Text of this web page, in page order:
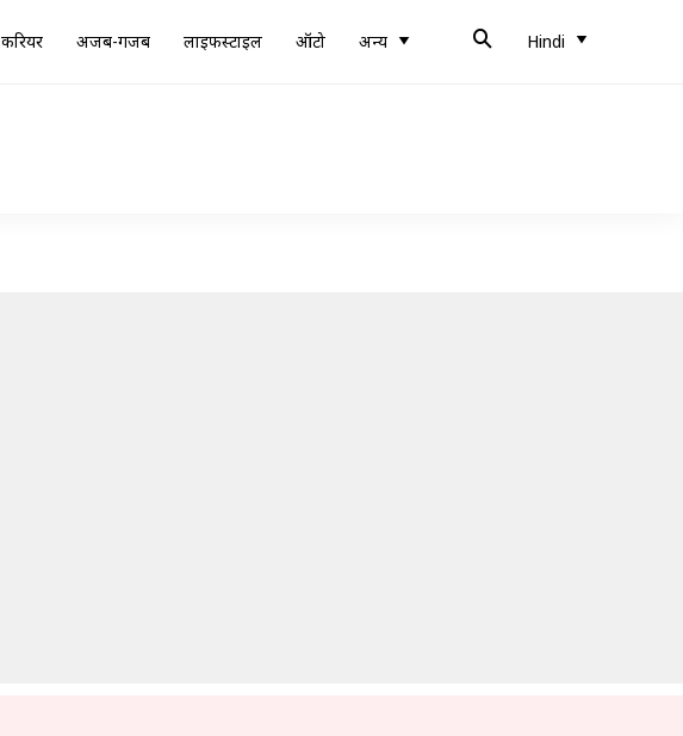
करियर अजब-गजब लाइफस्टाइल ऑटो अन्य Hindi